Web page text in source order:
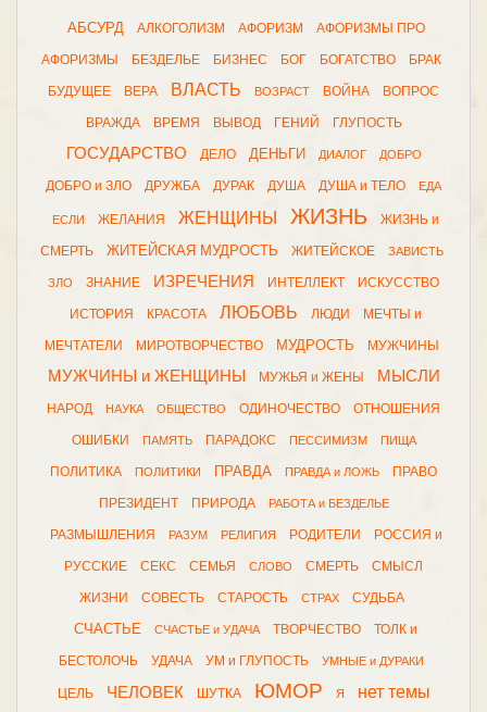
АБСУРД АЛКОГОЛИЗМ АФОРИЗМ АФОРИЗМЫ ПРО
АФОРИЗМЫ БЕЗДЕЛЬЕ БИЗНЕС БОГ БОГАТСТВО БРАК
БУДУЩЕЕ ВЕРА ВЛАСТЬ ВОЗРАСТ ВОЙНА ВОПРОС
ВРАЖДА ВРЕМЯ ВЫВОД ГЕНИЙ ГЛУПОСТЬ
ГОСУДАРСТВО ДЕЛО ДЕНЬГИ ДИАЛОГ ДОБРО
ДОБРО и ЗЛО ДРУЖБА ДУРАК ДУША ДУША и ТЕЛО ЕДА
ЕСЛИ ЖЕЛАНИЯ ЖЕНЩИНЫ ЖИЗНЬ ЖИЗНЬ и
СМЕРТЬ ЖИТЕЙСКАЯ МУДРОСТЬ ЖИТЕЙСКОЕ ЗАВИСТЬ
ЗЛО ЗНАНИЕ ИЗРЕЧЕНИЯ ИНТЕЛЛЕКТ ИСКУССТВО
ИСТОРИЯ КРАСОТА ЛЮБОВЬ ЛЮДИ МЕЧТЫ и
МЕЧТАТЕЛИ МИРОТВОРЧЕСТВО МУДРОСТЬ МУЖЧИНЫ
МУЖЧИНЫ и ЖЕНЩИНЫ МУЖЬЯ и ЖЕНЫ МЫСЛИ
НАРОД НАУКА ОБЩЕСТВО ОДИНОЧЕСТВО ОТНОШЕНИЯ
ОШИБКИ ПАМЯТЬ ПАРАДОКС ПЕССИМИЗМ ПИЩА
ПОЛИТИКА ПОЛИТИКИ ПРАВДА ПРАВДА и ЛОЖЬ ПРАВО
ПРЕЗИДЕНТ ПРИРОДА РАБОТА и БЕЗДЕЛЬЕ
РАЗМЫШЛЕНИЯ РАЗУМ РЕЛИГИЯ РОДИТЕЛИ РОССИЯ и
РУССКИЕ СЕКС СЕМЬЯ СЛОВО СМЕРТЬ СМЫСЛ
ЖИЗНИ СОВЕСТЬ СТАРОСТЬ СТРАХ СУДЬБА
СЧАСТЬЕ СЧАСТЬЕ и УДАЧА ТВОРЧЕСТВО ТОЛК и
БЕСТОЛОЧЬ УДАЧА УМ и ГЛУПОСТЬ УМНЫЕ и ДУРАКИ
ЦЕЛЬ ЧЕЛОВЕК ШУТКА ЮМОР Я нет темы